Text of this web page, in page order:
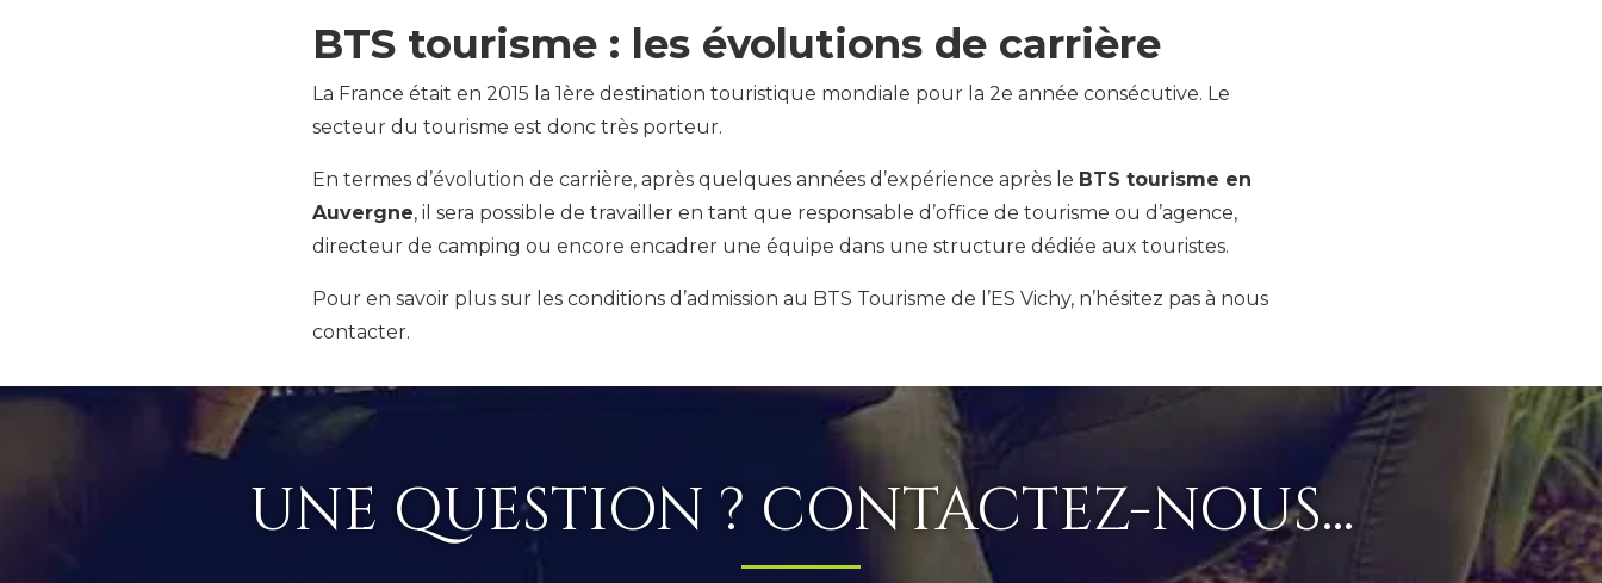
BTS tourisme : les évolutions de carrière
La France était en 2015 la 1ère destination touristique mondiale pour la 2e année consécutive. Le
secteur du tourisme est donc très porteur.
En termes d’évolution de carrière, après quelques années d’expérience après le BTS tourisme en
Auvergne, il sera possible de travailler en tant que responsable d’office de tourisme ou d’agence,
directeur de camping ou encore encadrer une équipe dans une structure dédiée aux touristes.
Pour en savoir plus sur les conditions d’admission au BTS Tourisme de l’ES Vichy, n’hésitez pas à nous
contacter.
UNE QUESTION ? CONTACTEZ-NOUS...